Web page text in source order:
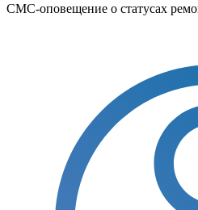
СМС-оповещение о статусах